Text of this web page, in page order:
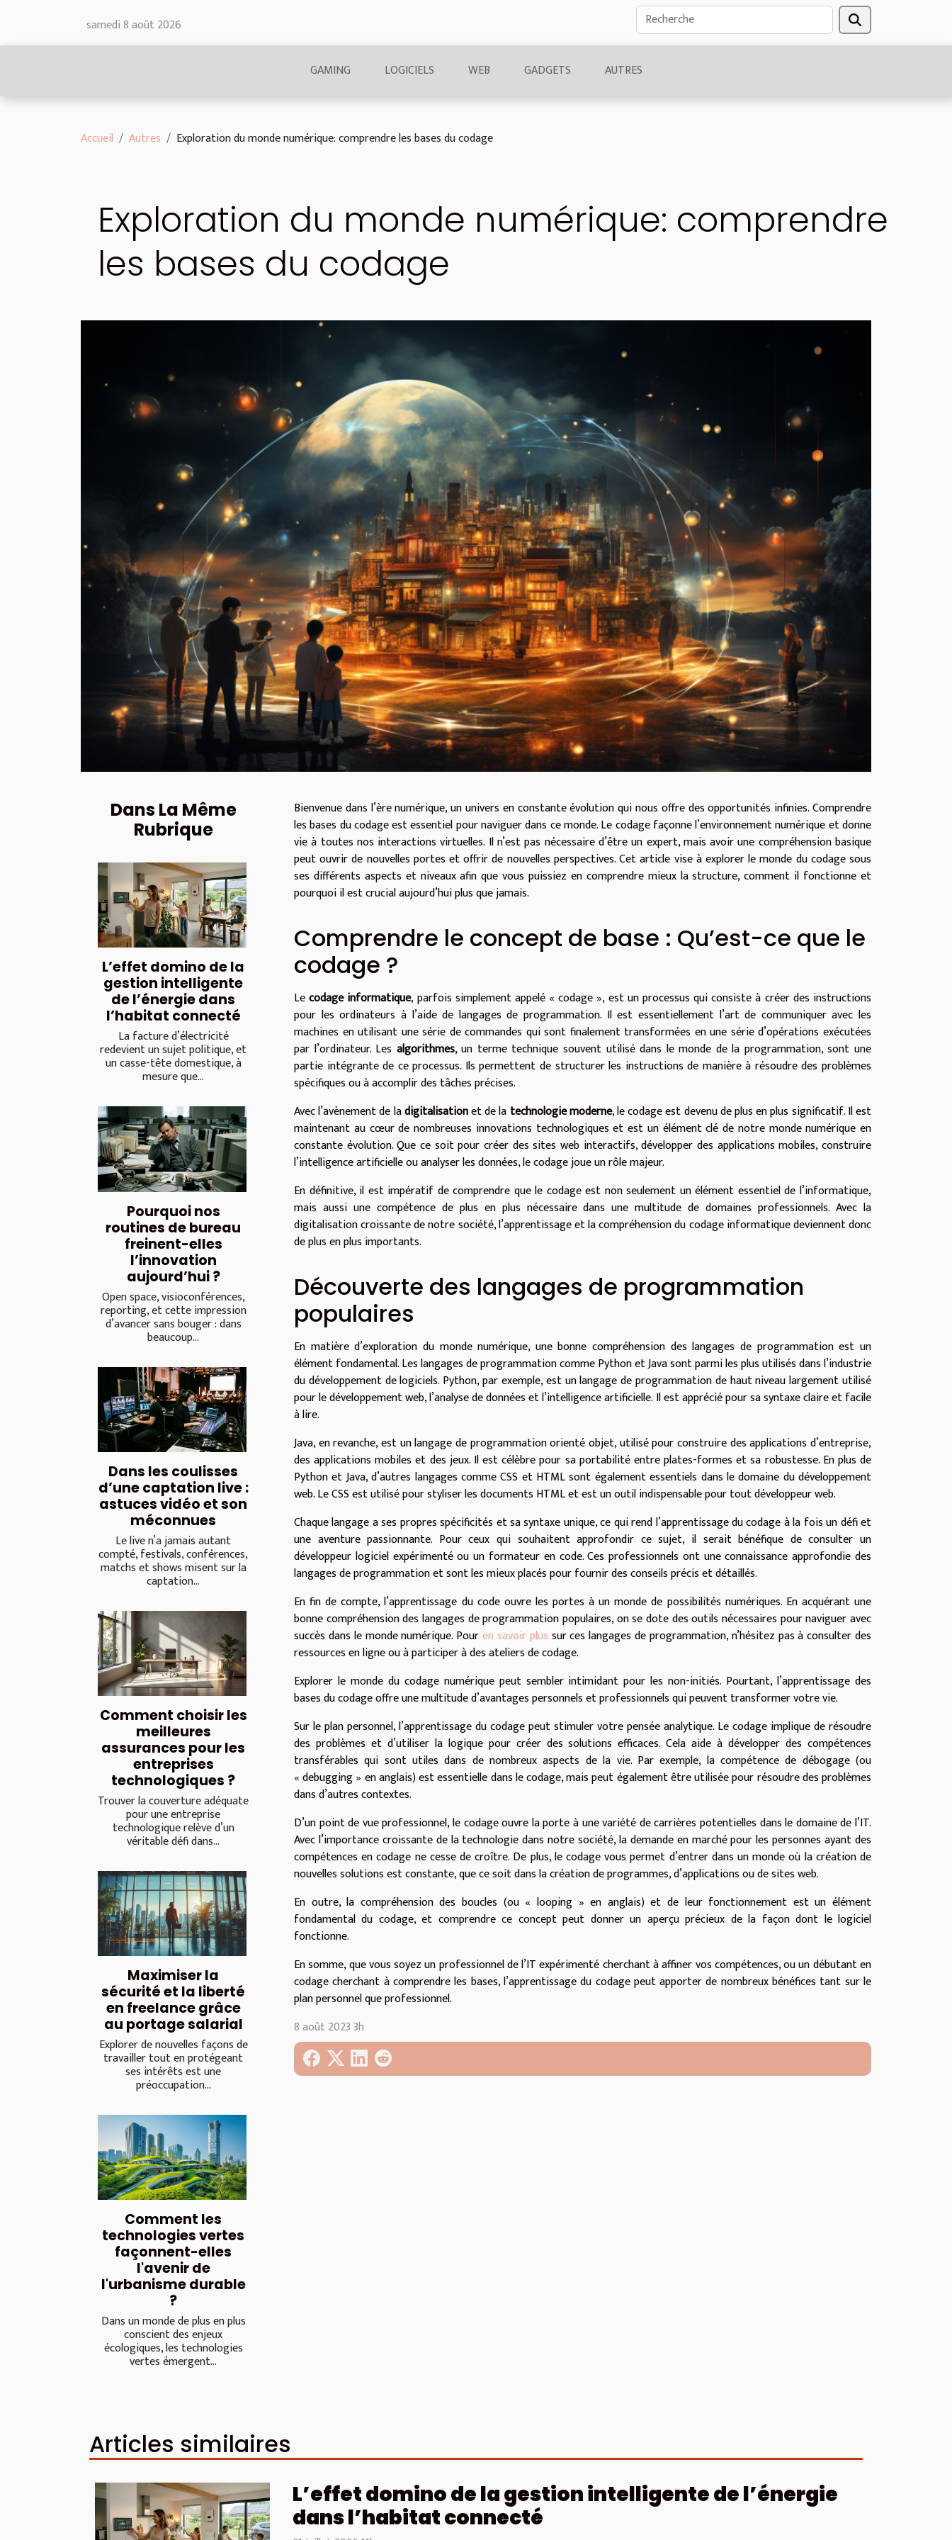
samedi 8 août 2026
GAMING LOGICIELS WEB GADGETS AUTRES
Accueil Autres Exploration du monde numérique: comprendre les bases du codage
Exploration du monde numérique: comprendre
les bases du codage
Dans La Même
Rubrique
L’effet domino de la
gestion intelligente
de l’énergie dans
l’habitat connecté
La facture d’électricité
redevient un sujet politique, et
un casse-tête domestique, à
mesure que...
Pourquoi nos
routines de bureau
freinent-elles
l’innovation
aujourd’hui ?
Open space, visioconférences,
reporting, et cette impression
d’avancer sans bouger : dans
beaucoup...
Dans les coulisses
d’une captation live :
astuces vidéo et son
méconnues
Le live n’a jamais autant
compté, festivals, conférences,
matchs et shows misent sur la
captation...
Comment choisir les
meilleures
assurances pour les
entreprises
technologiques ?
Trouver la couverture adéquate
pour une entreprise
technologique relève d’un
véritable défi dans...
Maximiser la
sécurité et la liberté
en freelance grâce
au portage salarial
Explorer de nouvelles façons de
travailler tout en protégeant
ses intérêts est une
préoccupation...
Comment les
technologies vertes
façonnent-elles
l'avenir de
l'urbanisme durable
?
Dans un monde de plus en plus
conscient des enjeux
écologiques, les technologies
vertes émergent...
Bienvenue dans l’ère numérique, un univers en constante évolution qui nous offre des opportunités infinies. Comprendre
les bases du codage est essentiel pour naviguer dans ce monde. Le codage façonne l’environnement numérique et donne
vie à toutes nos interactions virtuelles. Il n’est pas nécessaire d’être un expert, mais avoir une compréhension basique
peut ouvrir de nouvelles portes et offrir de nouvelles perspectives. Cet article vise à explorer le monde du codage sous
ses différents aspects et niveaux afin que vous puissiez en comprendre mieux la structure, comment il fonctionne et
pourquoi il est crucial aujourd’hui plus que jamais.
Comprendre le concept de base : Qu’est-ce que le
codage ?
Lecodage informatique, parfois simplement appelé « codage », est un processus qui consiste à créer des instructions
pour les ordinateurs à l’aide de langages de programmation. Il est essentiellement l’art de communiquer avec les
machines en utilisant une série de commandes qui sont finalement transformées en une série d’opérations exécutées
par l’ordinateur. Les algorithmes, un terme technique souvent utilisé dans le monde de la programmation, sont une
partie intégrante de ce processus. Ils permettent de structurer les instructions de manière à résoudre des problèmes
spécifiques ou à accomplir des tâches précises.
Avec l’avènement de ladigitalisationet de la technologie moderne, le codage est devenu de plus en plus significatif. Il est
maintenant au cœur de nombreuses innovations technologiques et est un élément clé de notre monde numérique en
constante évolution. Que ce soit pour créer des sites web interactifs, développer des applications mobiles, construire
l’intelligence artificielle ou analyser les données, le codage joue un rôle majeur.
En définitive, il est impératif de comprendre que le codage est non seulement un élément essentiel de l’informatique,
mais aussi une compétence de plus en plus nécessaire dans une multitude de domaines professionnels. Avec la
digitalisation croissante de notre société, l’apprentissage et la compréhension du codage informatique deviennent donc
de plus en plus importants.
Découverte des langages de programmation
populaires
En matière d’exploration du monde numérique, une bonne compréhension des langages de programmation est un
élément fondamental. Les langages de programmation comme Python et Java sont parmi les plus utilisés dans l’industrie
du développement de logiciels. Python, par exemple, est un langage de programmation de haut niveau largement utilisé
pour le développement web, l’analyse de données et l’intelligence artificielle. Il est apprécié pour sa syntaxe claire et facile
à lire.
Java, en revanche, est un langage de programmation orienté objet, utilisé pour construire des applications d’entreprise,
des applications mobiles et des jeux. Il est célèbre pour sa portabilité entre plates-formes et sa robustesse. En plus de
Python et Java, d’autres langages comme CSS et HTML sont également essentiels dans le domaine du développement
web. Le CSS est utilisé pour styliser les documents HTML et est un outil indispensable pour tout développeur web.
Chaque langage a ses propres spécificités et sa syntaxe unique, ce qui rend l’apprentissage du codage à la fois un défi et
une aventure passionnante. Pour ceux qui souhaitent approfondir ce sujet, il serait bénéfique de consulter un
développeur logiciel expérimenté ou un formateur en code. Ces professionnels ont une connaissance approfondie des
langages de programmation et sont les mieux placés pour fournir des conseils précis et détaillés.
En fin de compte, l’apprentissage du code ouvre les portes à un monde de possibilités numériques. En acquérant une
bonne compréhension des langages de programmation populaires, on se dote des outils nécessaires pour naviguer avec
succès dans le monde numérique. Pouren savoir plus sur ces langages de programmation, n’hésitez pas à consulter des
ressources en ligne ou à participer à des ateliers de codage.
Explorer le monde du codage numérique peut sembler intimidant pour les non-initiés. Pourtant, l’apprentissage des
bases du codage offre une multitude d’avantages personnels et professionnels qui peuvent transformer votre vie.
Sur le plan personnel, l’apprentissage du codage peut stimuler votre pensée analytique. Le codage implique de résoudre
des problèmes et d’utiliser la logique pour créer des solutions efficaces. Cela aide à développer des compétences
transférables qui sont utiles dans de nombreux aspects de la vie. Par exemple, la compétence de débogage (ou
« debugging » en anglais) est essentielle dans le codage, mais peut également être utilisée pour résoudre des problèmes
dans d’autres contextes.
D’un point de vue professionnel, le codage ouvre la porte à une variété de carrières potentielles dans le domaine de l’IT.
Avec l’importance croissante de la technologie dans notre société, la demande en marché pour les personnes ayant des
compétences en codage ne cesse de croître. De plus, le codage vous permet d’entrer dans un monde où la création de
nouvelles solutions est constante, que ce soit dans la création de programmes, d’applications ou de sites web.
En outre, la compréhension des boucles (ou « looping » en anglais) et de leur fonctionnement est un élément
fondamental du codage, et comprendre ce concept peut donner un aperçu précieux de la façon dont le logiciel
fonctionne.
En somme, que vous soyez un professionnel de l’IT expérimenté cherchant à affiner vos compétences, ou un débutant en
codage cherchant à comprendre les bases, l’apprentissage du codage peut apporter de nombreux bénéfices tant sur le
plan personnel que professionnel.
8 août 2023 3h
Articles similaires
L’effet domino de la gestion intelligente de l’énergie
dans l’habitat connecté